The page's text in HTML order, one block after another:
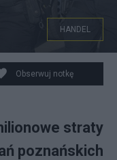
HANDEL
Obserwuj notkę
straty
poznańskich